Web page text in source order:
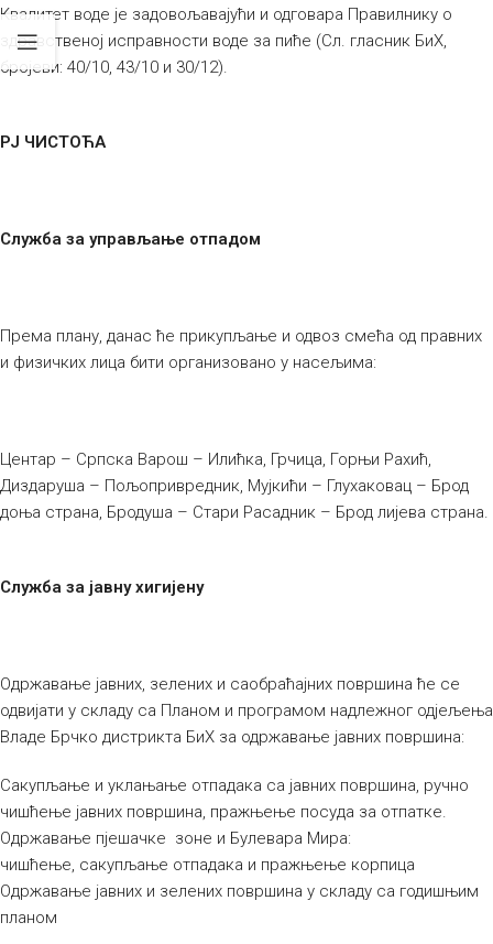
Квалитет воде је задовољавајући и одговара Правилнику о
здравственој исправности воде за пиће (Сл. гласник БиХ,
бројеви: 40/10, 43/10 и 30/12).
РЈ ЧИСТОЋА
Служба за управљање отпадом
Према плану, данас ће прикупљање и одвоз смећа од правних
и физичких лица бити организовано у насељима:
Центар – Српска Варош – Илићка, Грчица, Горњи Рахић,
Диздаруша – Пољопривредник, Мујкићи – Глухаковац – Брод
доња страна, Бродуша – Стари Расадник – Брод лијева страна.
Служба за јавну хигијену
Одржавање јавних, зелених и саобраћајних површина ће се
одвијати у складу са Планом и програмом надлежног одјељења
Владе Брчко дистрикта БиХ за одржавање јавних површина:
Сакупљање и уклањање отпадака са јавних површина, ручно
чишћење јавних површина, пражњење посуда за отпатке.
Одржавање пјешачке зоне и Булевара Мира:
чишћење, сакупљање отпадака и пражњење корпица
Одржавање јавних и зелених површина у складу са годишњим
планом